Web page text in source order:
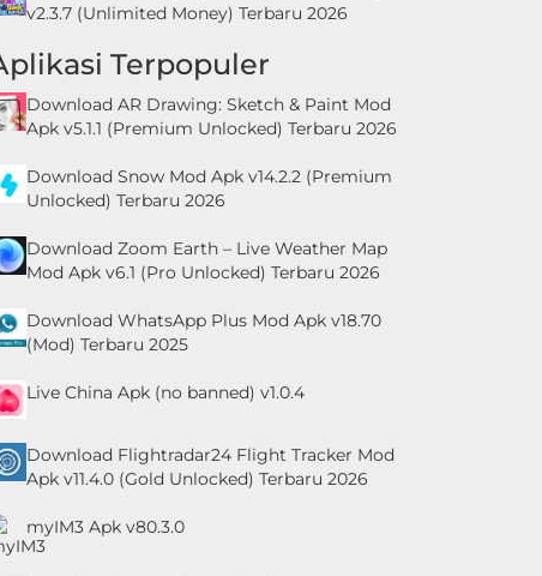
v2.3.7 (Unlimited Money) Terbaru 2026
Terpopuler
Download AR Drawing: Sketch & Paint Mod
Apk v5.1.1 (Premium Unlocked) Terbaru 2026
Download Snow Mod Apk v14.2.2 (Premium
Unlocked) Terbaru 2026
Download Zoom Earth – Live Weather Map
Mod Apk v6.1 (Pro Unlocked) Terbaru 2026
Download WhatsApp Plus Mod Apk v18.70
(Mod) Terbaru 2025
Live China Apk (no banned) v1.0.4
Download Flightradar24 Flight Tracker Mod
Apk v11.4.0 (Gold Unlocked) Terbaru 2026
myIM3 Apk v80.3.0